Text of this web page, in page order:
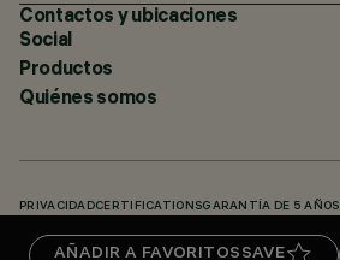
AÑADIR A FAVORITOS SAVE
Contactos y ubicaciones
Social
Productos
Quiénes somos
PRIVACIDADCERTIFICATIONSGARANTÍA DE 5 AÑOS
KNOWLEDGE BASE (LOGIN REQUIRED)DOWNLOADS